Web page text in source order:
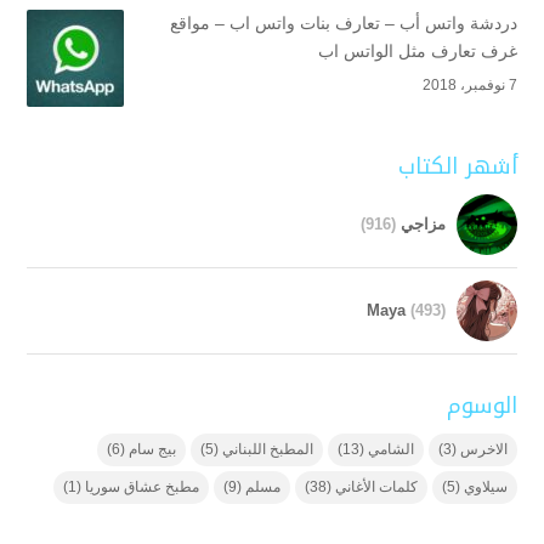
دردشة واتس أب – تعارف بنات واتس اب – مواقع
غرف تعارف مثل الواتس اب
7 نوفمبر، 2018
أشهر الكتاب
مزاجي (916)
Maya (493)
الوسوم
الاخرس (3) الشامي (13) المطبخ اللبناني (5) بيج سام (6)
سيلاوي (5) كلمات الأغاني (38) مسلم (9) مطبخ عشاق سوريا (1)